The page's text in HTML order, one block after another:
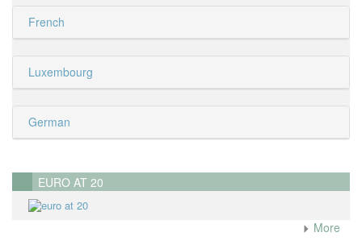
French
Luxembourg
German
EURO AT 20
More